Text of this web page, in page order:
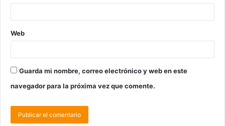
Web
Guarda mi nombre, correo electrónico y web en este
navegador para la próxima vez que comente.